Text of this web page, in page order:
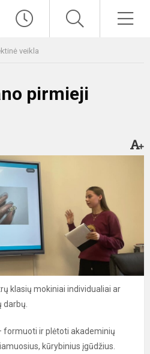
veikla
pirmieji
klasių mokiniai individualiai ar
formuoti ir plėtoti akademinių
kūrybinius įgūdžius.